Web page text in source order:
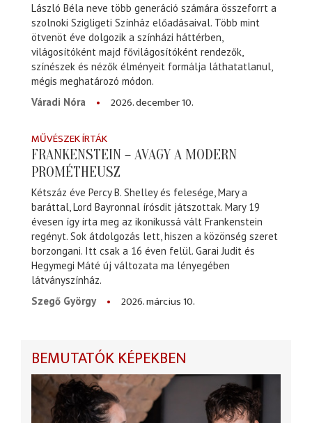
László Béla neve több generáció számára összeforrt a
szolnoki Szigligeti Színház előadásaival. Több mint
ötvenöt éve dolgozik a színházi háttérben,
világosítóként majd fővilágosítóként rendezők,
színészek és nézők élményeit formálja láthatatlanul,
mégis meghatározó módon.
Váradi Nóra
2026. december 10.
MŰVÉSZEK ÍRTÁK
FRANKENSTEIN – AVAGY A MODERN
PROMÉTHEUSZ
Kétszáz éve Percy B. Shelley és felesége, Mary a
baráttal, Lord Bayronnal írósdit játszottak. Mary 19
évesen így írta meg az ikonikussá vált Frankenstein
regényt. Sok átdolgozás lett, hiszen a közönség szeret
borzongani. Itt csak a 16 éven felül. Garai Judit és
Hegymegi Máté új változata ma lényegében
látványszínház.
Szegő György
2026. március 10.
BEMUTATÓK KÉPEKBEN